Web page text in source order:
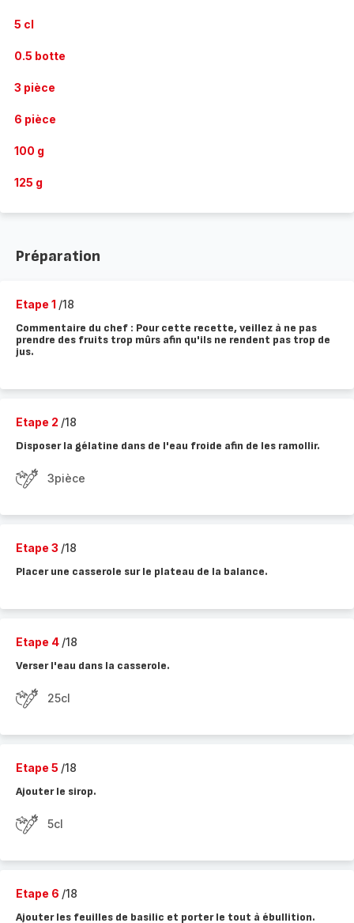
5 cl
0.5 botte
3 pièce
6 pièce
100 g
125 g
Préparation
Etape 1 /18
Commentaire du chef : Pour cette recette, veillez à ne pas
prendre des fruits trop mûrs afin qu'ils ne rendent pas trop de
jus.
Etape 2 /18
Disposer la gélatine dans de l'eau froide afin de les ramollir.
3pièce
Etape 3 /18
Placer une casserole sur le plateau de la balance.
Etape 4 /18
Verser l'eau dans la casserole.
25cl
Etape 5 /18
Ajouter le sirop.
5cl
Etape 6 /18
Ajouter les feuilles de basilic et porter le tout à ébullition.